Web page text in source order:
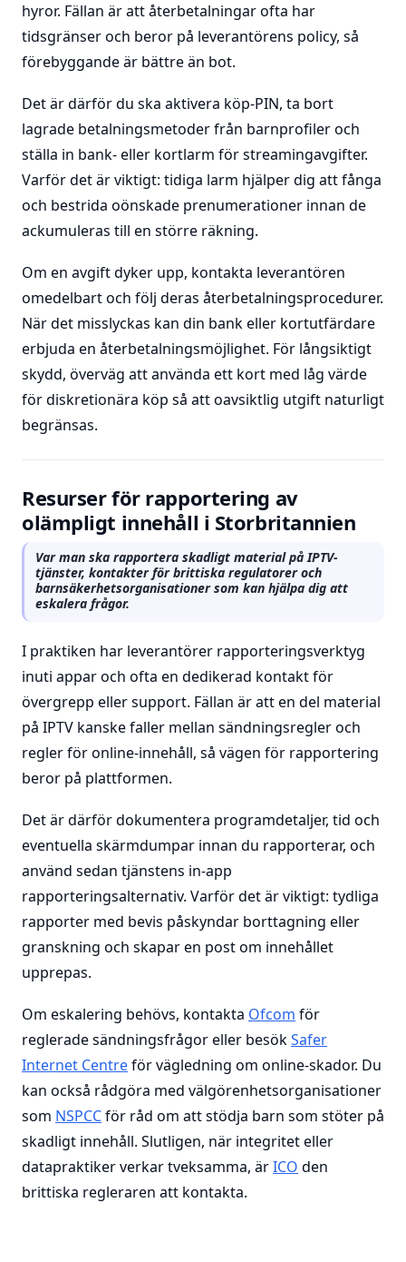
hyror. Fällan är att återbetalningar ofta har
tidsgränser och beror på leverantörens policy, så
förebyggande är bättre än bot.
Det är därför du ska aktivera köp-PIN, ta bort
lagrade betalningsmetoder från barnprofiler och
ställa in bank- eller kortlarm för streamingavgifter.
Varför det är viktigt: tidiga larm hjälper dig att fånga
och bestrida oönskade prenumerationer innan de
ackumuleras till en större räkning.
Om en avgift dyker upp, kontakta leverantören
omedelbart och följ deras återbetalningsprocedurer.
När det misslyckas kan din bank eller kortutfärdare
erbjuda en återbetalningsmöjlighet. För långsiktigt
skydd, överväg att använda ett kort med låg värde
för diskretionära köp så att oavsiktlig utgift naturligt
begränsas.
Resurser för rapportering av
olämpligt innehåll i Storbritannien
Var man ska rapportera skadligt material på IPTV-
tjänster, kontakter för brittiska regulatorer och
barnsäkerhetsorganisationer som kan hjälpa dig att
eskalera frågor.
I praktiken har leverantörer rapporteringsverktyg
inuti appar och ofta en dedikerad kontakt för
övergrepp eller support. Fällan är att en del material
på IPTV kanske faller mellan sändningsregler och
regler för online-innehåll, så vägen för rapportering
beror på plattformen.
Det är därför dokumentera programdetaljer, tid och
eventuella skärmdumpar innan du rapporterar, och
använd sedan tjänstens in-app
rapporteringsalternativ. Varför det är viktigt: tydliga
rapporter med bevis påskyndar borttagning eller
granskning och skapar en post om innehållet
upprepas.
Om eskalering behövs, kontakta Ofcom för
reglerade sändningsfrågor eller besökSafer
Internet Centreför vägledning om online-skador. Du
kan också rådgöra med välgörenhetsorganisationer
som NSPCCför råd om att stödja barn som stöter på
skadligt innehåll. Slutligen, när integritet eller
datapraktiker verkar tveksamma, ärICO den
brittiska regleraren att kontakta.